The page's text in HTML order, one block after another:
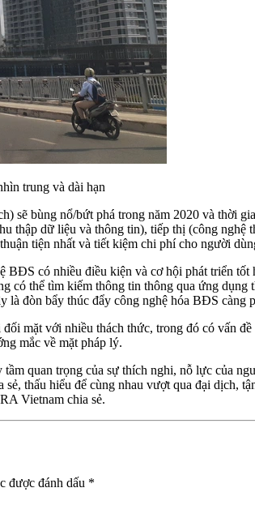
trung và dài hạn
sẽ bùng nổ/bứt phá trong năm 2020 và thời
thập dữ liệu và thông tin), tiếp thị (công
tiện nhất và tiết kiệm chi phí cho người
BĐS có nhiều điều kiện và cơ hội phát triển
có thể tìm kiếm thông tin thông qua ứng
là đòn bẩy thúc đẩy công nghệ hóa BĐS càng
mặt với nhiều thách thức, trong đó có vấn
mắc về mặt pháp lý.
quan trọng của sự thích nghi, nỗ lực của
thấu hiểu để cùng nhau vượt qua đại dịch,
Vietnam chia sẻ.
được đánh dấu *